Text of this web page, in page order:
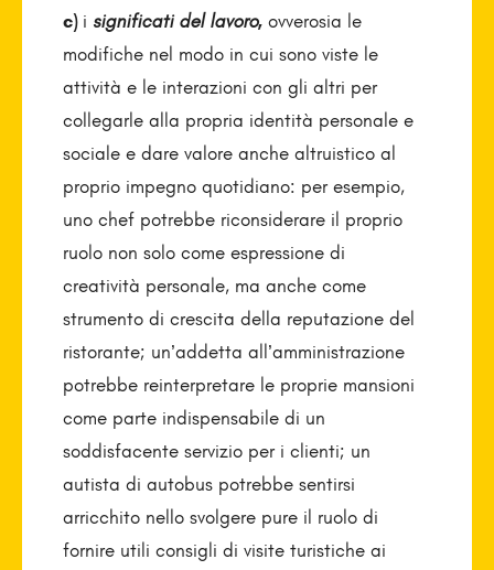
c) i significati del lavoro,ovverosia le
modifiche nel modo in cui sono viste le
attività e le interazioni con gli altri per
collegarle alla propria identità personale e
sociale e dare valore anche altruistico al
proprio impegno quotidiano: per esempio,
uno chef potrebbe riconsiderare il proprio
ruolo non solo come espressione di
creatività personale, ma anche come
strumento di crescita della reputazione del
ristorante; un’addetta all’amministrazione
potrebbe reinterpretare le proprie mansioni
come parte indispensabile di un
soddisfacente servizio per i clienti; un
autista di autobus potrebbe sentirsi
arricchito nello svolgere pure il ruolo di
fornire utili consigli di visite turistiche ai